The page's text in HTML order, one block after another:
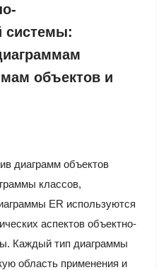
системы:
объектов и
диаграмм объектов
классов,
ER используются
аспектов объектно-
Каждый тип диаграммы
область применения и